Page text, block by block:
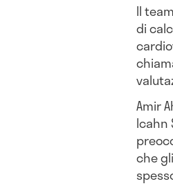
Il
di
Amir
Icahn
che